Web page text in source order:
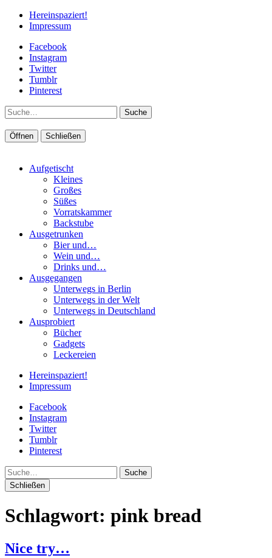
Hereinspaziert!
Impressum
Facebook
Instagram
Twitter
Tumblr
Pinterest
Suche
Öffnen Schließen
Aufgetischt
Kleines
Großes
Süßes
Vorratskammer
Backstube
Ausgetrunken
Bier und…
Wein und…
Drinks und…
Ausgegangen
Unterwegs in Berlin
Unterwegs in der Welt
Unterwegs in Deutschland
Ausprobiert
Bücher
Gadgets
Leckereien
Hereinspaziert!
Impressum
Facebook
Instagram
Twitter
Tumblr
Pinterest
Suche
Schließen
Schlagwort: pink bread
Nice try…